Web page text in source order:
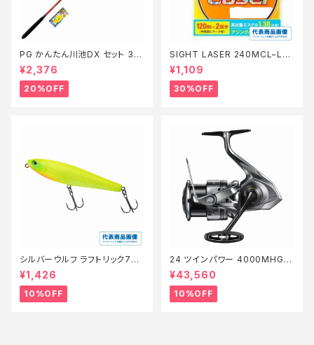
PG かんたん川池DX セット 36
0【特価セット】【20】
¥2,376
20%OFF
SIGHT LASER 240MCL−L75
Q 橙 0.2【特価仕掛】【30】
¥1,109
30%OFF
シルバーウルフ ラフトリック70Ｆ
【スタッフ永徳浜名湖セレクト】
【10】
¥1,426
10%OFF
24 ツインパワー 4000MHG
【継続セール_リール】【10】
¥43,560
10%OFF